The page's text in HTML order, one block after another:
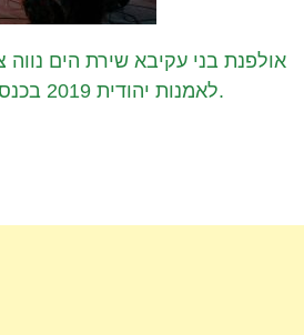
אולפנת בני עקיבא שירת הים נווה
לאמנות יהודית 2019 בכנס בשבע ירושלים ה-16.